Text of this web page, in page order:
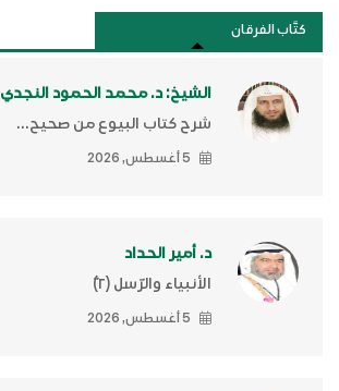
كتَّاب الفرقان
الشيخ: د. محمد الحمود النجدي
شرح كتاب البيوع من صحيح...
5 أغسطس, 2026
د. أمير الحداد
الأنبياء والرّسل (٢)ّ
5 أغسطس, 2026